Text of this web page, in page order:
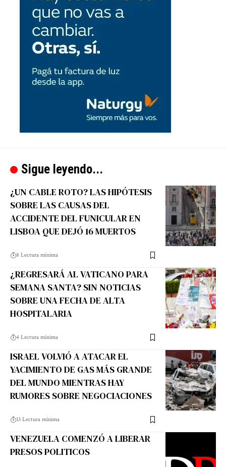
Sigue leyendo...
¿UN CABLE ROTO? LAS HIPÓTESIS
SOBRE LAS CAUSAS DEL
ACCIDENTE DEL FUNICULAR EN
LISBOA QUE DEJÓ 16 MUERTOS
8 Lectura mínima
¿REGRESARÁ AL VATICANO PARA
SEMANA SANTA? SIN NOTICIAS
SOBRE UNA FECHA DE ALTA
HOSPITALARIA
4 Lectura mínima
ISRAEL VOLVIÓ A ATACAR EL
YACIMIENTO DE GAS MÁS GRANDE
DEL MUNDO MIENTRAS HAY
RUMORES SOBRE NEGOCIACIONES
13 Lectura mínima
VENEZUELA COMENZÓ A LIBERAR
PRESOS POLITICOS